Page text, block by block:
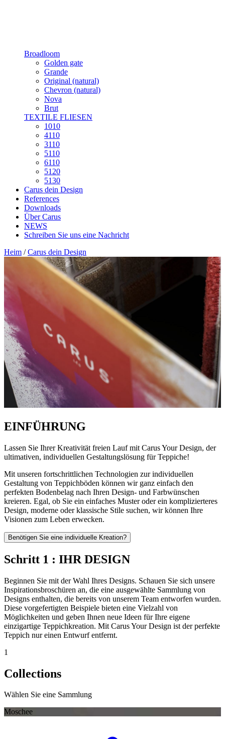
Broadloom
Golden gate
Grande
Original (natural)
Chevron (natural)
Nova
Brut
TEXTILE FLIESEN
1010
4110
3110
5110
6110
5120
5130
Carus dein Design
References
Downloads
Über Carus
NEWS
Schreiben Sie uns eine Nachricht
Heim /Carus dein Design
EINFÜHRUNG
Lassen Sie Ihrer Kreativität freien Lauf mit Carus Your Design, der
ultimativen, individuellen Gestaltungslösung für Teppiche!
Mit unseren fortschrittlichen Technologien zur individuellen
Gestaltung von Teppichböden können wir ganz einfach den
perfekten Bodenbelag nach Ihren Design- und Farbwünschen
kreieren. Egal, ob Sie ein einfaches Muster oder ein komplizierteres
Design, moderne oder klassische Stile suchen, wir können Ihre
Visionen zum Leben erwecken.
Benötigen Sie eine individuelle Kreation?
Schritt 1 : IHR DESIGN
Beginnen Sie mit der Wahl Ihres Designs. Schauen Sie sich unsere
Inspirationsbroschüren an, die eine ausgewählte Sammlung von
Designs enthalten, die bereits von unserem Team entworfen wurden.
Diese vorgefertigten Beispiele bieten eine Vielzahl von
Möglichkeiten und geben Ihnen neue Ideen für Ihre eigene
einzigartige Teppichkreation. Mit Carus Your Design ist der perfekte
Teppich nur einen Entwurf entfernt.
1
Collections
Wählen Sie eine Sammlung
Moschee